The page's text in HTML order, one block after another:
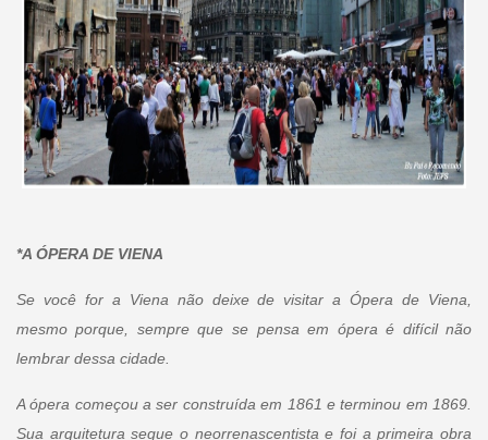
*A ÓPERA DE VIENA
Se você for a Viena não deixe de visitar a Ópera de Viena,
mesmo porque, sempre que se pensa em ópera é difícil não
lembrar dessa cidade.
A ópera começou a ser construída em 1861 e terminou em 1869.
Sua arquitetura segue o neorrenascentista e foi a primeira obra